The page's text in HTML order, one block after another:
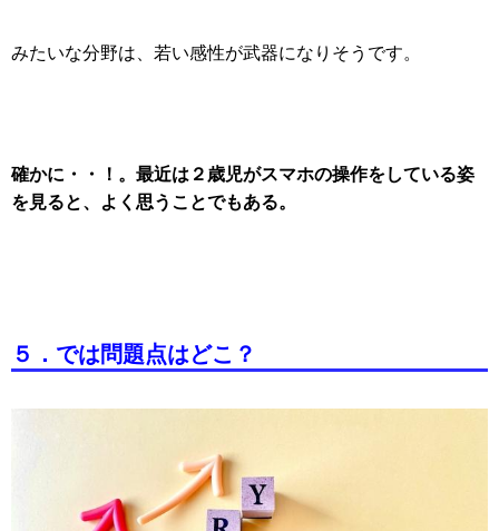
みたいな分野は、若い感性が武器になりそうです。
確かに・・！。最近は２歳児がスマホの操作をしている姿
を見ると、よく思うことでもある。
５．では問題点はどこ？